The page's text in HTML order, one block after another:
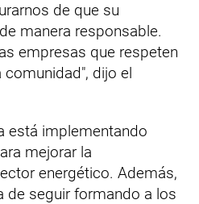
de que su
manera responsable.
empresas que respeten
dijo el
está implementando
mejorar la
energético. Además,
de seguir formando a los